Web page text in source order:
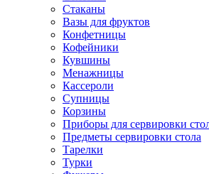
Стаканы
Вазы для фруктов
Конфетницы
Кофейники
Кувшины
Менажницы
Кассероли
Супницы
Корзины
Приборы для сервировки
Предметы сервировки стола
Тарелки
Турки